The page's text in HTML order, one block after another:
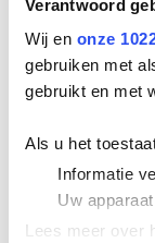
Verantwoord
Wij en onze
gebruiken met
gebruikt en met
Als u het
Informatie
Uw
Lees meer over